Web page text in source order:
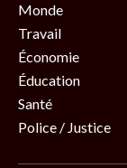
Monde
Travail
Économie
Éducation
Santé
Police / Justice